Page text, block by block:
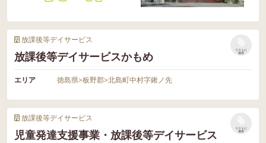
放課後等デイサービス
放課後等デイサービスかもめ
リストに
保存
エリア 徳島県>板野郡>北島町中村字鍬ノ先
放課後等デイサービス
児童発達支援事業・放課後等デイサービス
リストに
保存